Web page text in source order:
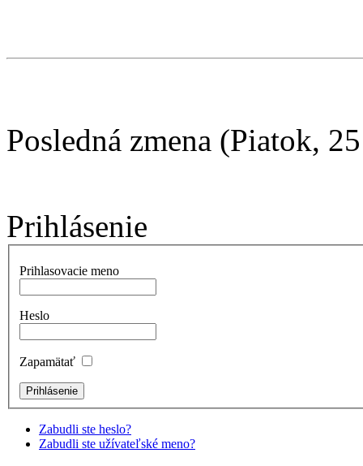
Posledná zmena (Piatok,
Prihlásenie
Prihlasovacie meno
Heslo
Zapamätať
Zabudli ste heslo?
Zabudli ste užívateľské meno?